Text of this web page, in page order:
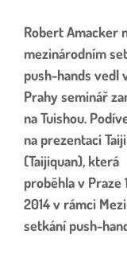
Robert Amacker
mezinárodním
push-hands vedl
Prahy seminář
na Tuishou.
na prezentaci Taiji
(Taijiquan), která
proběhla v Praze
2014 v rámci
setkání push-